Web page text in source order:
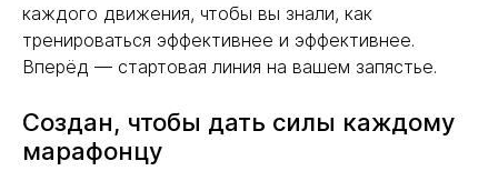
каждого движения, чтобы вы знали, как
тренироваться эффективнее и эффективнее.
Вперёд — стартовая линия на вашем запястье.
Создан, чтобы дать силы каждому
марафонцу